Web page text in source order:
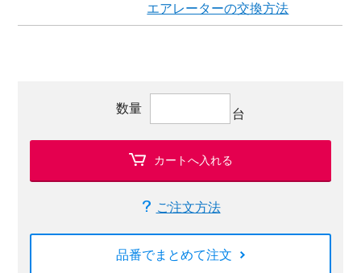
エアレーターの交換方法
数量 台
カートへ入れる
ご注文方法
品番でまとめて注文